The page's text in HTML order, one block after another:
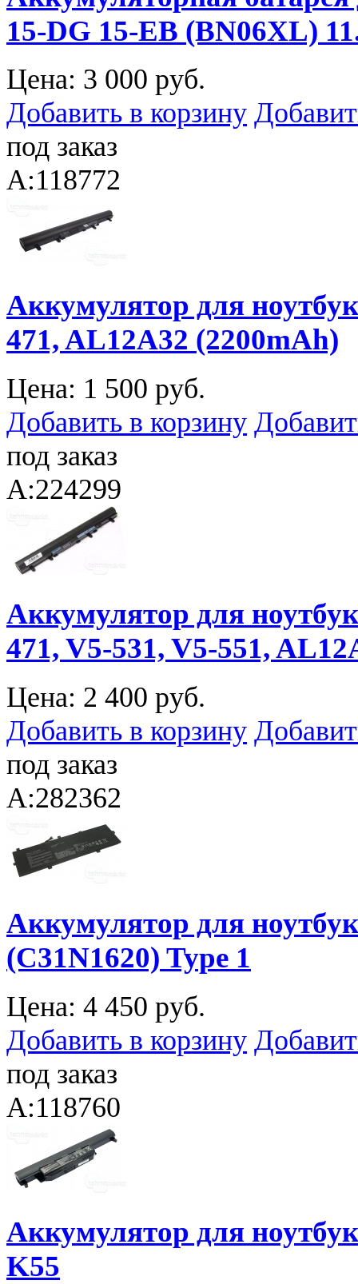
15-DG 15-EB (BN06XL)
Цена: 3 000 руб.
Добавить в корзину
под заказ
A:118772
Аккумулятор для
471, AL12A32 (2200mAh)
Цена: 1 500 руб.
Добавить в корзину
под заказ
A:224299
Аккумулятор для
471, V5-531, V5-551,
Цена: 2 400 руб.
Добавить в корзину
под заказ
A:282362
Аккумулятор для
(C31N1620) Type 1
Цена: 4 450 руб.
Добавить в корзину
под заказ
A:118760
Аккумулятор для
K55